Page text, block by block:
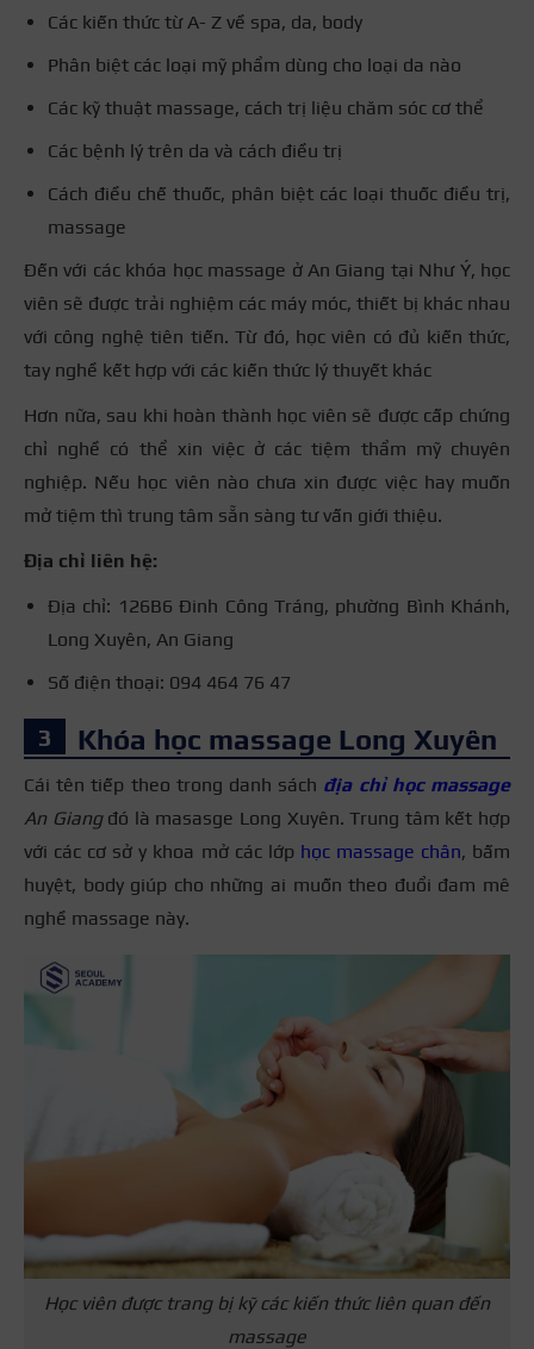
Các kiến thức từ A- Z về spa, da, body
Phân biệt các loại mỹ phẩm dùng cho loại da nào
Các kỹ thuật massage, cách trị liệu chăm sóc cơ thể
Các bệnh lý trên da và cách điều trị
Cách điều chế thuốc, phân biệt các loại thuốc điều trị,
massage
Đến với các khóa học massage ở An Giang tại Như Ý, học
viên sẽ được trải nghiệm các máy móc, thiết bị khác nhau
với công nghệ tiên tiến. Từ đó, học viên có đủ kiến thức,
tay nghề kết hợp với các kiến thức lý thuyết khác
Hơn nữa, sau khi hoàn thành học viên sẽ được cấp chứng
chỉ nghề có thể xin việc ở các tiệm thẩm mỹ chuyên
nghiệp. Nếu học viên nào chưa xin được việc hay muốn
mở tiệm thì trung tâm sẵn sàng tư vấn giới thiệu.
Địa chỉ liên hệ:
Địa chỉ: 126B6 Đinh Công Tráng, phường Bình Khánh,
Long Xuyên, An Giang
Số điện thoại: 094 464 76 47
Khóa học massage Long Xuyên
Cái tên tiếp theo trong danh sách địa chỉ học massage
An Giangđó là masasge Long Xuyên. Trung tâm kết hợp
với các cơ sở y khoa mở các lớp học massage chân, bấm
huyệt, body giúp cho những ai muốn theo đuổi đam mê
nghề massage này.
Học viên được trang bị kỹ các kiến thức liên quan đến
massage